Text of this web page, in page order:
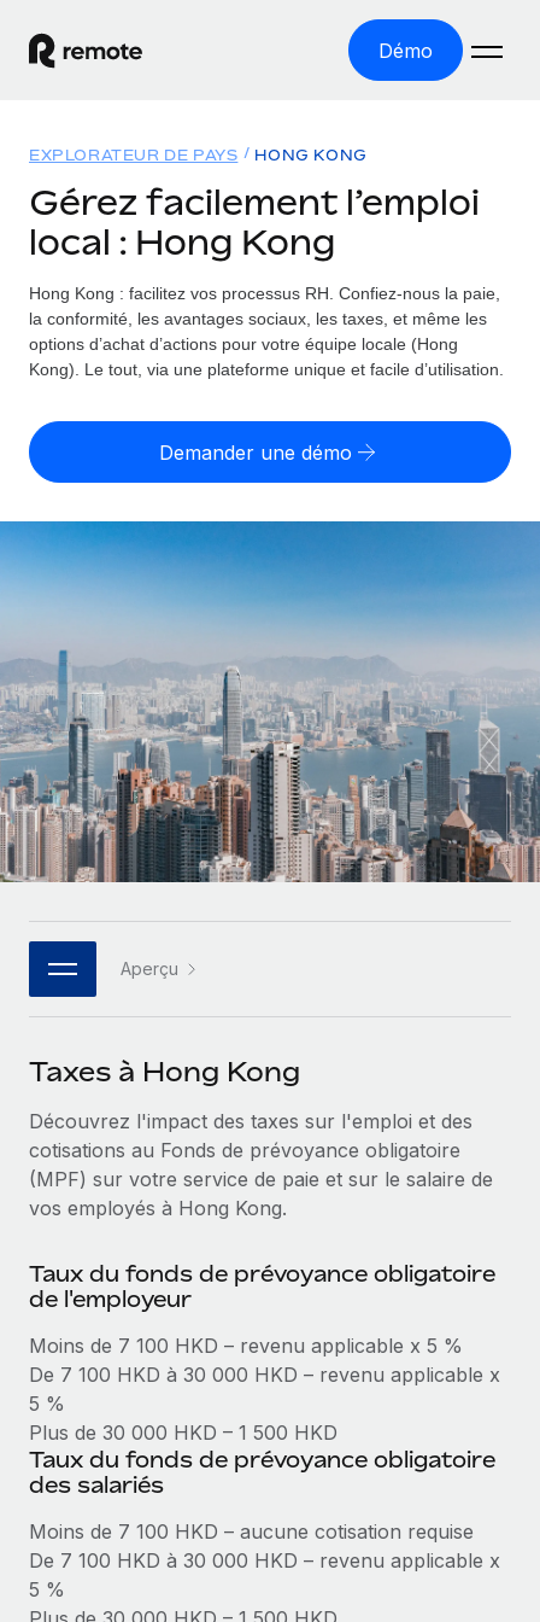
Démo
EMPLOI À L’INTERNATIONAL
Paie multipays
Gérez la paie facilement et en toute conformité
Employer of record
entités
Gestion des freelances
Sous-traitez les opérations complexes liées à l’emploi
INFRASTRUCTURE
Intégration Remote
Intégrez vos RH aux flux de travail en toute simplicité
Plateforme
Des fonctions RH clés intégrées pour votre équipe
Connectez n'importe quel outil d’IA à Remote grâce à
notre MCP
Rationalisez vos processus avec des outils essentiels
SERVICES
Demandez aux experts
Recevez des conseils d’experts sur les RH à
Contrôles d’antécédents
Remote Watchtower
Gardez un temps d’avance sur les risques en
matière de conformité
Gestion des appareils
Achetez et suivez vos équipements informatiques
dans le monde entier
Solutions
COUVERTURE MONDIALE
Explorateur de pays
Toutes les informations sur l’emploi à l’international,
Explorateur des États-Unis (par État)
Simplifiez l’embauche à travers les différents États des
Comparer Remote
CROISSANCE
Start-ups
Des solutions agiles et internationales pour les RH et la
paie des entreprises en pleine croissance
Entreprises intermédiaires
Développez vos équipes avec des solutions RH sur
mesure
Entreprise
Les RH à l’international pour les grandes entreprises
Partenaires stratégiques de la tech
Devenir partenaire
Explorez avec nous vos opportunités de partenariat
Remote Build
Bientôt disponible
l’IA
ÉTUDES DE CAS
ses effectifs de 120 % avec Remote
Weaviate en bref Weaviate crée des infrastructures open
En savoir plus
Ressources
OUTILS & CALCULATEURS
Évaluez le risque de requalification de contrat par pays
Calculez le coût total des employés dans n’importe quel
Calculateur de paiement des freelances
paiement pour vos freelances internationaux
APPRENDRE AVEC REMOTE
Recherche et guides
Études de cas
Checklists et modèles
Descriptions de postes
Salle de presse
Données sur les salaires et les talents
Obtenir de l’aide
Voir toutes les ressources
BLOG
Paie multipays
Gestion des freelances
Taxes
Tarification
English (United States)
Nederlands
Français
Deutsch
Español
Italiano
Português (Portugal)
日本語
한국어
Connexion
EXPLORATEUR DE PAYS HONG KONG
Gérez facilement l’emploi
local : Hong Kong
Hong Kong : facilitez vos processus RH. Confiez-nous la paie,
la conformité, les avantages sociaux, les taxes, et même les
options d’achat d’actions pour votre équipe locale (Hong
Kong). Le tout, via une plateforme unique et facile d’utilisation.
Demander une démo
Aperçu
Taxes à Hong Kong
Découvrez l'impact des taxes sur l'emploi et des
cotisations au Fonds de prévoyance obligatoire
(MPF) sur votre service de paie et sur le salaire de
vos employés à Hong Kong.
Taux du fonds de prévoyance obligatoire
de l'employeur
Moins de 7 100 HKD – revenu applicable x 5 %
De 7 100 HKD à 30 000 HKD – revenu applicable x
5 %
Plus de 30 000 HKD – 1 500 HKD
Taux du fonds de prévoyance obligatoire
des salariés
Moins de 7 100 HKD – aucune cotisation requise
De 7 100 HKD à 30 000 HKD – revenu applicable x
5 %